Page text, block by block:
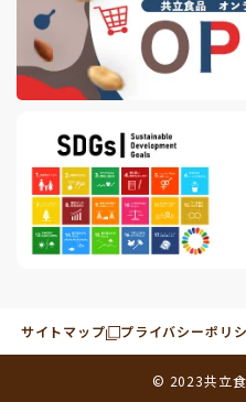
サイトマップ プライバシーポリ
© 2023共立